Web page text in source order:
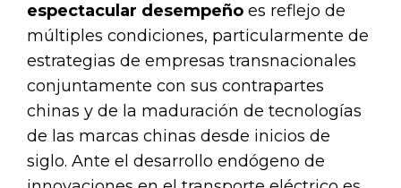
espectacular desempeño es reflejo de
múltiples condiciones, particularmente de
estrategias de empresas transnacionales
conjuntamente con sus contrapartes
chinas y de la maduración de tecnologías
de las marcas chinas desde inicios de
siglo. Ante el desarrollo endógeno de